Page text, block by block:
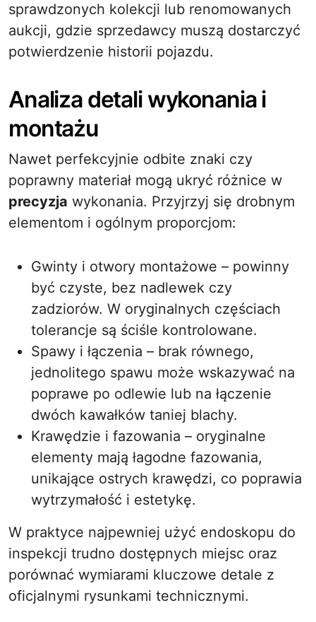
sprawdzonych kolekcji lub renomowanych
aukcji, gdzie sprzedawcy muszą dostarczyć
potwierdzenie historii pojazdu.
Analiza detali wykonania i
montażu
Nawet perfekcyjnie odbite znaki czy
poprawny materiał mogą ukryć różnice w
precyzja wykonania. Przyjrzyj się drobnym
elementom i ogólnym proporcjom:
Gwinty i otwory montażowe – powinny
być czyste, bez nadlewek czy
zadziorów. W oryginalnych częściach
tolerancje są ściśle kontrolowane.
Spawy i łączenia – brak równego,
jednolitego spawu może wskazywać na
poprawe po odlewie lub na łączenie
dwóch kawałków taniej blachy.
Krawędzie i fazowania – oryginalne
elementy mają łagodne fazowania,
unikające ostrych krawędzi, co poprawia
wytrzymałość i estetykę.
W praktyce najpewniej użyć endoskopu do
inspekcji trudno dostępnych miejsc oraz
porównać wymiarami kluczowe detale z
oficjalnymi rysunkami technicznymi.